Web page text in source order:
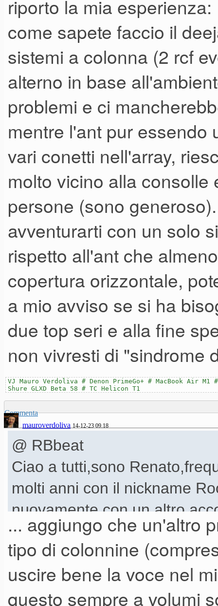
potuto ascoltarlo durante un
matrimonio e nell'altra
sposi,c'era un DJ e
rimasto veramente colpito
di questo
potenza,oltre che ad
questo DJ e' anche un
come si comportava anche
risposta e' stata
di ascoltarlo o di provarlo?
riporto la mia esperienza:
come sapete faccio il
sistemi a colonna (2 rcf
alterno in base
problemi e ci
mentre l'ant pur essendo
vari conetti nell'array,
molto vicino alla
persone (sono
avventurarti con un solo
rispetto all'ant che
copertura orizzontale,
a mio avviso se si ha
due top seri e alla fine
non vivresti di "sindrome
VJ Mauro Verdoliva # Denon PrimeGo+ # MacBook Air
Shure GLXD Beta 58 # TC Helicon T1
Commenta
mauroverdoliva 14-12-23 09.18
@ RBbeat
Ciao a tutti,sono
molti anni con il nickname
nuovamente con un altro
non riesco piu' ad entrare
dei pareri su questo
voi ha avuto modo di
potuto ascoltarlo durante un
... aggiungo che un'altro
tipo di colonnine
uscire bene la voce nel
questo sempre a volumi